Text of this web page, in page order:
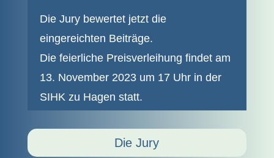
Die Jury bewertet jetzt die
eingereichten Beiträge.
Die feierliche Preisverleihung findet am
13. November 2023 um 17 Uhr in der
SIHK zu Hagen statt.
Die Jury